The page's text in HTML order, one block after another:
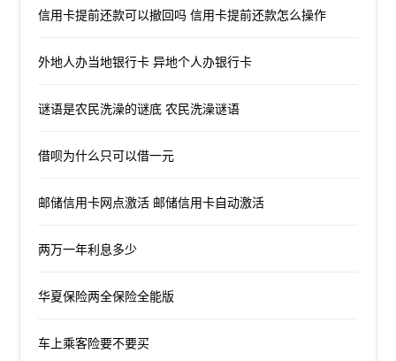
信用卡提前还款可以撤回吗 信用卡提前还款怎么操作
外地人办当地银行卡 异地个人办银行卡
谜语是农民洗澡的谜底 农民洗澡谜语
借呗为什么只可以借一元
邮储信用卡网点激活 邮储信用卡自动激活
两万一年利息多少
华夏保险两全保险全能版
车上乘客险要不要买